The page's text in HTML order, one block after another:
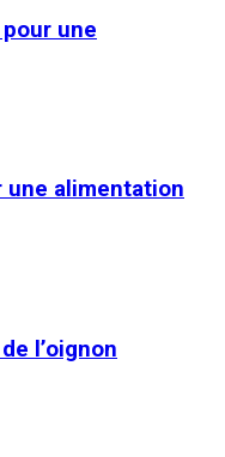
une
une alimentation
l’oignon